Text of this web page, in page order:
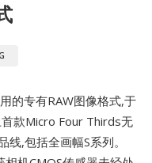
的专有RAW图像格式,于
款Micro Four Thirds无
,包括全画幅S系列。